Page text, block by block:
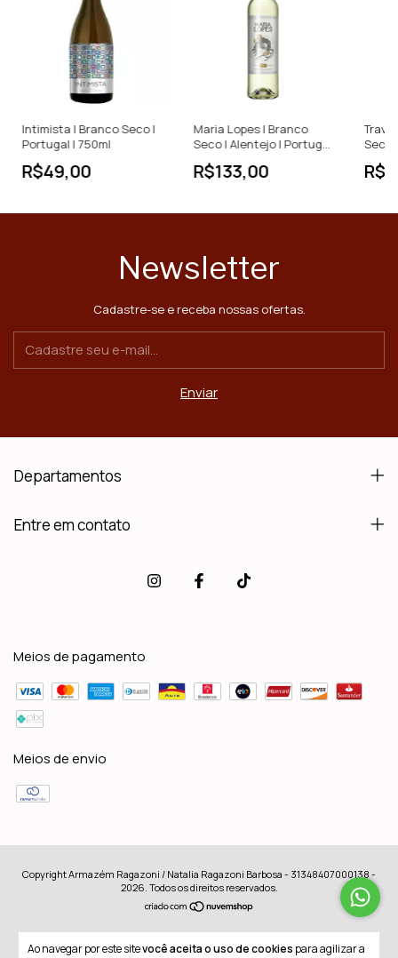
Ao navegar por este sitevocê aceita o uso de cookies para agilizar a
Intimista | Branco Seco |
Portugal | 750ml
R$49,00
Maria Lopes | Branco
Seco | Alentejo | Portugal
| 750ml
R$133,00
Seco
750ml
Newsletter
Cadastre-se e receba nossas ofertas.
Departamentos
Entre em contato
Meios de pagamento
Meios de envio
Copyright Armazém Ragazoni / Natalia Ragazoni Barbosa - 31348407000138 -
2026. Todos os direitos reservados.